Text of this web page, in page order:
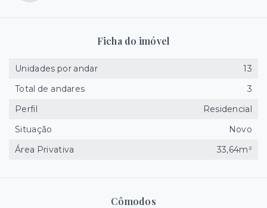
Cômodos
Ficha do imóvel
Unidades por andar
13
Total de andares
3
Perfil
Residencial
Situação
Novo
Área Privativa
33,64m²